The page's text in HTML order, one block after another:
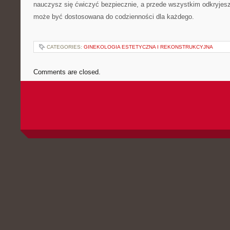
nauczysz się ćwiczyć bezpiecznie, a przede wszystkim
może być dostosowana do codzienności dla każdego.
CATEGORIES: GINEKOLOGIA ESTETYCZNA I REKONSTRUKCYJNA
Comments are closed.